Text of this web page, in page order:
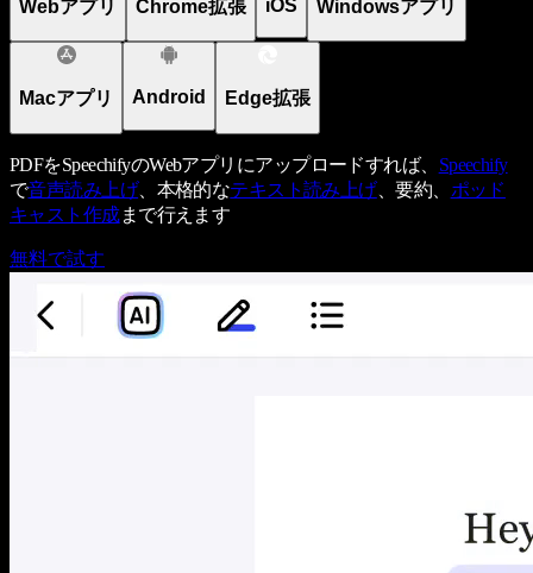
Webアプリ Chrome拡張 iOS Windowsアプリ
Macアプリ Android Edge拡張
PDFをSpeechifyのWebアプリにアップロードすれば、 Speechify
で音声読み上げ、本格的なテキスト読み上げ、要約、 ポッド
キャスト作成まで行えます
無料で試す